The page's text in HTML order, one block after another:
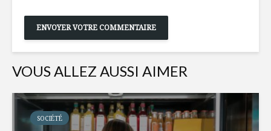
VOUS ALLEZ AUSSI AIMER
SOCIÉTÉ